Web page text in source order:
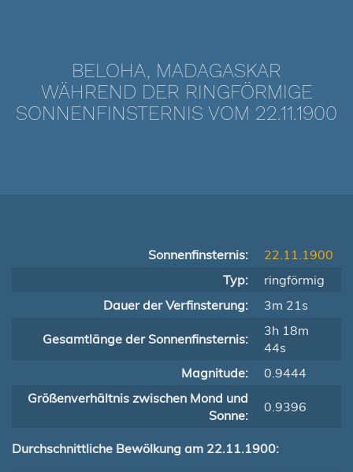
BELOHA, MADAGASKAR
WÄHREND DER RINGFÖRMIGE
SONNENFINSTERNIS VOM 22.11.1900
Sonnenfinsternis:
22.11.1900
Typ:
ringförmig
Dauer der Verfinsterung:
3m 21s
Gesamtlänge der Sonnenfinsternis:
3h 18m
44s
Magnitude:
0.9444
Größenverhältnis zwischen Mond und
Sonne:
0.9396
Durchschnittliche Bewölkung am 22.11.1900: